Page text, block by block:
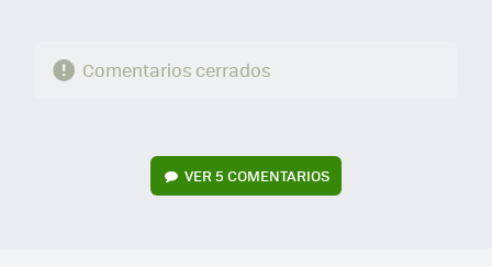
Comentarios cerrados
VER5 COMENTARIOS